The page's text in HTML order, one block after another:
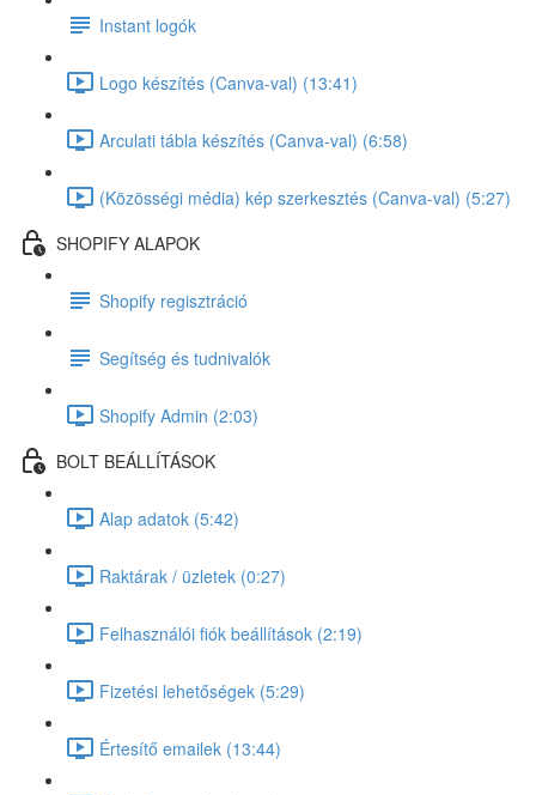
Instant logók
Logo készítés (Canva-val) (13:41)
Arculati tábla készítés (Canva-val) (6:58)
(Közösségi média) kép szerkesztés (Canva-val) (5:27)
SHOPIFY ALAPOK
Shopify regisztráció
Segítség és tudnivalók
Shopify Admin (2:03)
BOLT BEÁLLÍTÁSOK
Alap adatok (5:42)
Raktárak / üzletek (0:27)
Felhasználói fiók beállítások (2:19)
Fizetési lehetőségek (5:29)
Értesítő emailek (13:44)